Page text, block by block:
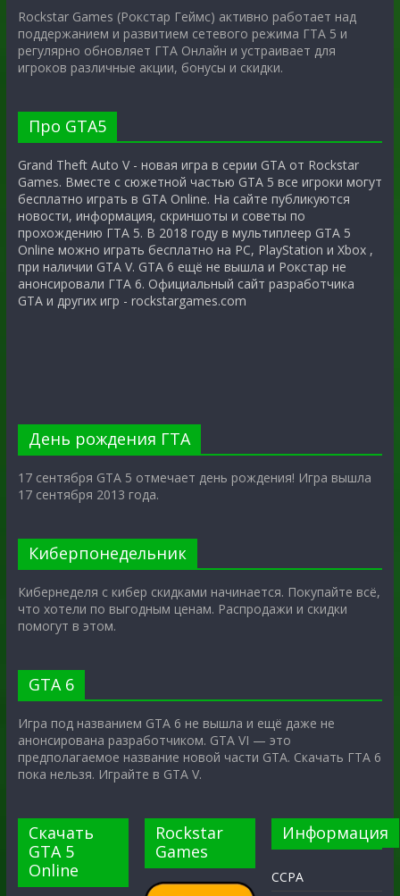
Rockstar Games (Рокстар Геймс) активно работает над
поддержанием и развитием сетевого режима ГТА 5 и
регулярно обновляет ГТА Онлайн и устраивает для
игроков различные акции, бонусы и скидки.
Про GTA5
Grand Theft Auto V - новая игра в серии GTA от Rockstar
Games. Вместе с сюжетной частью GTA 5 все игроки могут
бесплатно играть в GTA Online. На сайте публикуются
новости, информация, скриншоты и советы по
прохождению ГТА 5. В 2018 году в мультиплеер GTA 5
Online можно играть бесплатно на PC, PlayStation и Xbox ,
при наличии GTA V. GTA 6 ещё не вышла и Рокстар не
анонсировали ГТА 6. Официальный сайт разработчика
GTA и других игр - rockstargames.com
День рождения ГТА
17 сентября GTA 5 отмечает день рождения! Игра вышла
17 сентября 2013 года.
Киберпонедельник
Кибернеделя с кибер скидками начинается. Покупайте всё,
что хотели по выгодным ценам. Распродажи и скидки
помогут в этом.
GTA 6
Игра под названием GTA 6 не вышла и ещё даже не
анонсирована разработчиком. GTA VI — это
предполагаемое название новой части GTA. Скачать ГТА 6
пока нельзя. Играйте в GTA V.
Скачать
GTA 5
Online
Rockstar
Games
Информация
CCPA